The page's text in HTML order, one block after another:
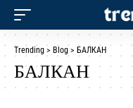
Trending > Blog > БАЛКАН
БАЛКАН